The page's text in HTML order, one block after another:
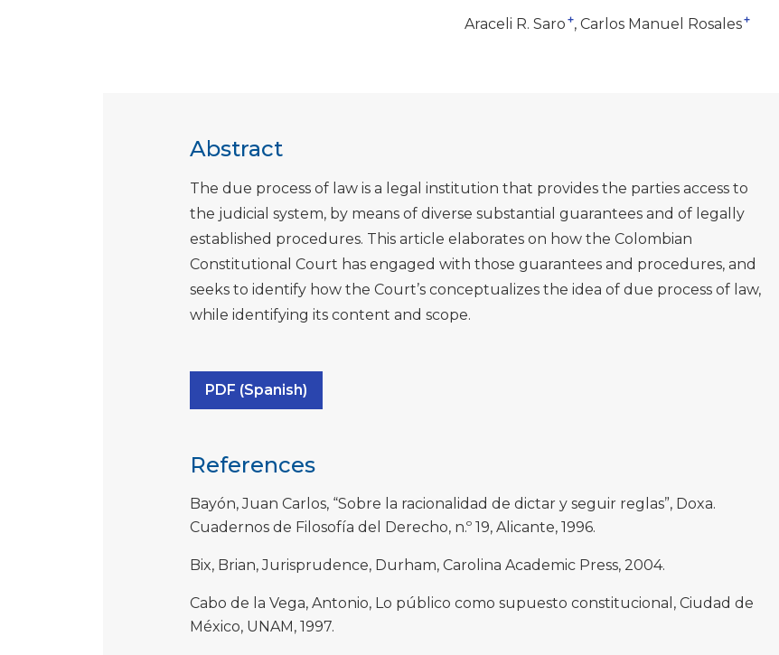
Araceli R. Saro + Carlos Manuel Rosales+
Abstract
The due process of law is a legal institution that provides the parties access to
the judicial system, by means of diverse substantial guarantees and of legally
established procedures. This article elaborates on how the Colombian
Constitutional Court has engaged with those guarantees and procedures, and
seeks to identify how the Court’s conceptualizes the idea of due process of law,
while identifying its content and scope.
PDF (Spanish)
References
Bayón, Juan Carlos, “Sobre la racionalidad de dictar y seguir reglas”, Doxa.
Cuadernos de Filosofía del Derecho, n.º 19, Alicante, 1996.
Bix, Brian, Jurisprudence, Durham, Carolina Academic Press, 2004.
Cabo de la Vega, Antonio, Lo público como supuesto constitucional, Ciudad de
México, UNAM, 1997.